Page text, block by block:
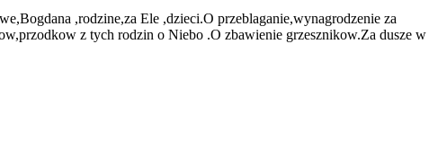
,rodzine,za Ele ,dzieci.O przeblaganie,wynagrodzenie za
z tych rodzin o Niebo .O zbawienie grzesznikow.Za dusze w